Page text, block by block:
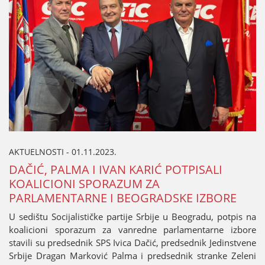
AKTUELNOSTI - 01.11.2023.
DAČIĆ, PALMA I IVAN KARIĆ POTPISALI
KOALICIONI SPORAZUM ZA
PARLAMENTARNE I BEOGRADSKE IZBORE
U sedištu Sociјalističke partiјe Srbiјe u Beogradu, potpis na
koalicioni sporazum za vanredne parlamentarne izbore
stavili su predsednik SPS Ivica Dačić, predsednik Јedinstvene
Srbiјe Dragan Marković Palma i predsednik stranke Zeleni